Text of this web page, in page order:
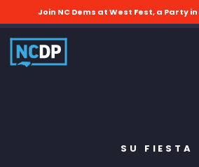
Join NC Dems at West Fest, a Party
SU FIESTA